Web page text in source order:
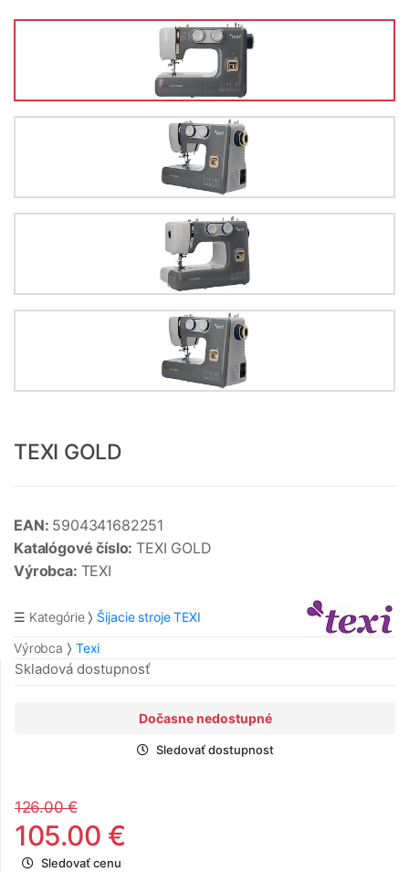
TEXI GOLD
EAN: 5904341682251
Katalógové číslo: TEXI GOLD
Výrobca: TEXI
☰ Kategórie
Šijacie stroje TEXI
Výrobca
Texi
Skladová dostupnosť
Dočasne nedostupné
Sledovať dostupnost
126.00 €
105.00 €
Sledovať cenu